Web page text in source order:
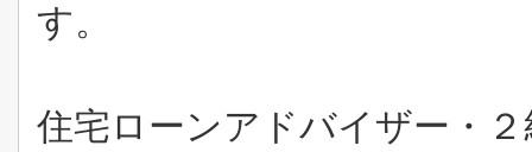
す。
住宅ローンアドバイザー・